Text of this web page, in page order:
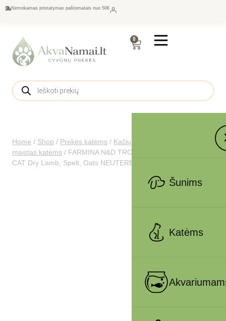
Nemokamas pristatymas paštomatais nuo 50€
0
Šunims
Katėms
Home / Shop / Prekės katėms / Kačių maistas
maistas katėms / FARMINA N&D TROPICAL SELECTION –
CAT Dry Lamb, Spelt, Oats NEUTERED 300 gr